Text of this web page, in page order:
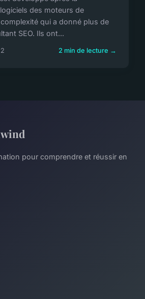
des moteurs de
qui a donné plus de
SEO. Ils ont...
2 min de lecture →
pour comprendre et réussir en